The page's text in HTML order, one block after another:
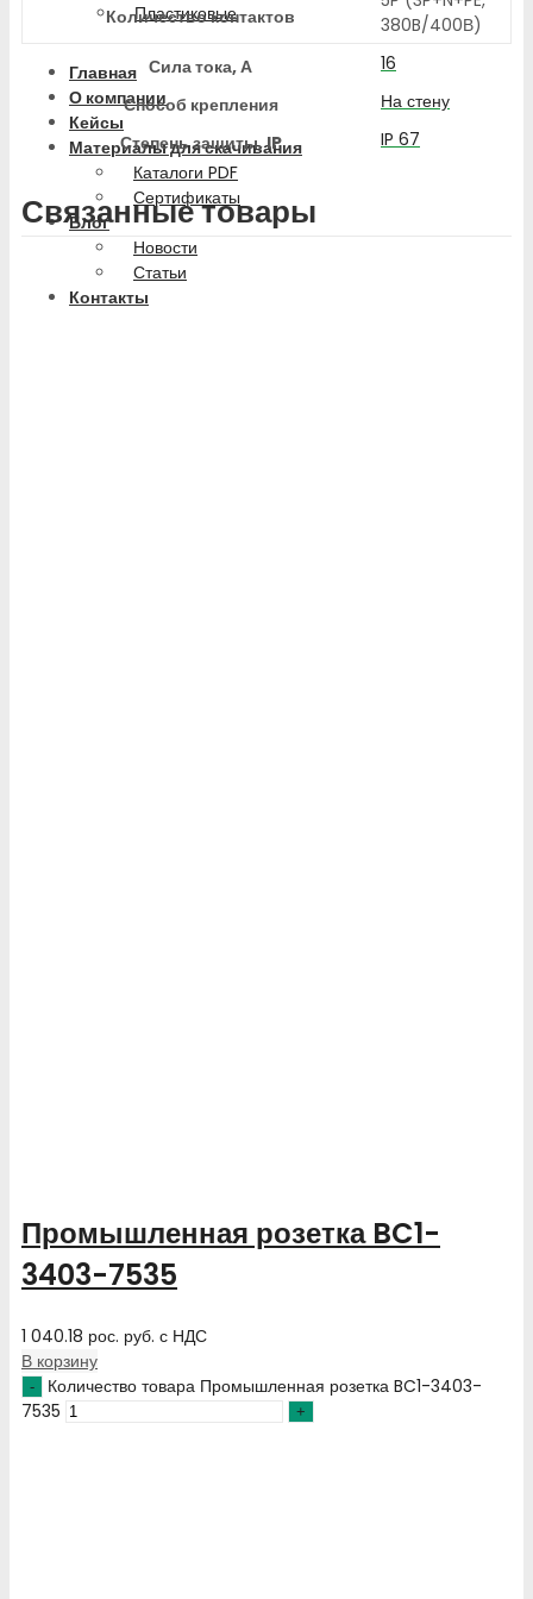
Пластиковые
Главная
О компании
Кейсы
Материалы для скачивания
Каталоги PDF
Сертификаты
Блог
Новости
Статьи
Контакты
Количество контактов
380B/400В)
Сила тока, А
16
Способ крепления
На стену
Степень защиты, IP
IP 67
Связанные товары
Промышленная розетка BC1-
3403-7535
1 040.18 рос. руб. с НДС
В корзину
Количество товара Промышленная розетка BC1-3403-
7535